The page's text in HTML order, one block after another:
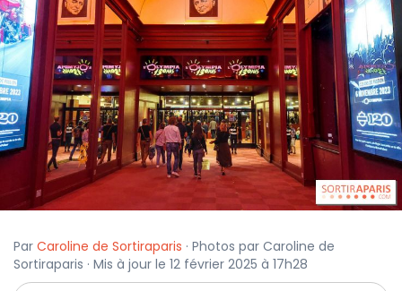
Par Caroline de Sortiraparis · Photos par Caroline de
Sortiraparis · Mis à jour le 12 février 2025 à 17h28